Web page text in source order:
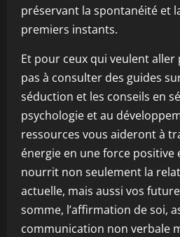
préservant la spontanéité et
premiers instants.
Et pour ceux qui veulent aller
pas à consulter des guides
séduction et les conseils en
psychologie et au
ressources vous aideront à
énergie en une force positive
nourrit non seulement la
actuelle, mais aussi vos
somme, l’affirmation de soi,
communication non verbale